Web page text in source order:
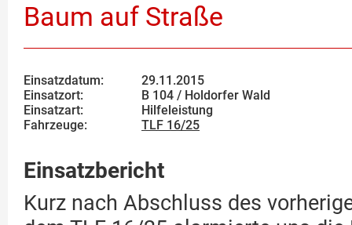
Baum auf Straße
Einsatzdatum:
29.11.2015
Einsatzort:
B 104 / Holdorfer Wald
Einsatzart:
Hilfeleistung
Fahrzeuge:
TLF 16/25
Einsatzbericht
Kurz nach Abschluss des